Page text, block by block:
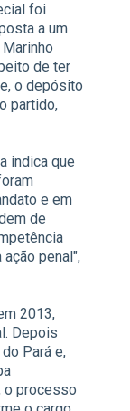
foi
a um
de ter
o depósito
partido,
indica que
e em
de
penal",
2013,
Depois
Pará e,
o processo